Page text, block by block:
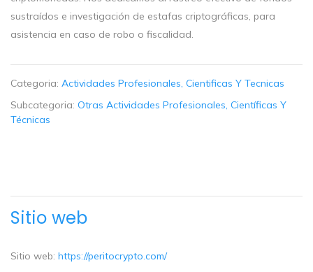
sustraídos e investigación de estafas criptográficas, para
asistencia en caso de robo o fiscalidad.
Categoria: Actividades Profesionales, Cientificas Y Tecnicas
Subcategoria: Otras Actividades Profesionales, Científicas Y
Técnicas
Sitio web
Sitio web: https://peritocrypto.com/